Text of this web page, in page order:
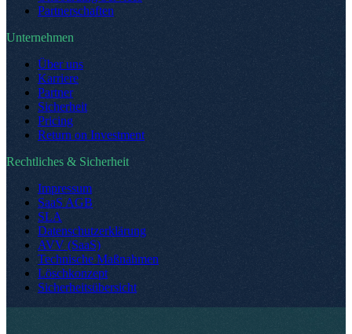
Partnerschaften
Unternehmen
Über uns
Karriere
Partner
Sicherheit
Pricing
Return on Investment
Rechtliches & Sicherheit
Impressum
SaaS AGB
SLA
Datenschutzerklärung
AVV (SaaS)
Technische Maßnahmen
Löschkonzept
Sicherheitsübersicht